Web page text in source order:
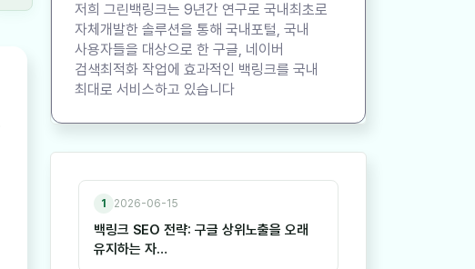
저희 그린백링크는 9년간 연구로 국내최초로
자체개발한 솔루션을 통해 국내포털, 국내
사용자들을 대상으로 한 구글, 네이버
검색최적화 작업에 효과적인 백링크를 국내
최대로 서비스하고 있습니다
1 2026-06-15
백링크 SEO 전략: 구글 상위노출을 오래
유지하는 자…